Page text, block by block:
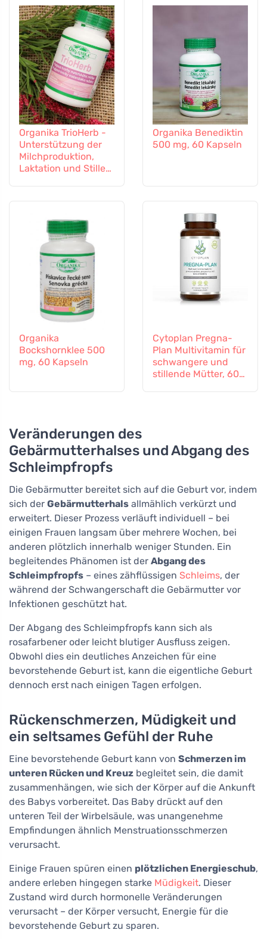
Organika TrioHerb -
Unterstützung der
Milchproduktion,
Laktation und Stillen,
Organika Benediktin
500 mg, 60 Kapseln
Organika
Bockshornklee 500
mg, 60 Kapseln
Cytoplan Pregna-
Plan Multivitamin für
schwangere und
stillende Mütter, 60
Veränderungen des
Gebärmutterhalses und Abgang des
Schleimpfropfs
Die Gebärmutter bereitet sich auf die Geburt vor, indem
sich der Gebärmutterhals allmählich verkürzt und
erweitert. Dieser Prozess verläuft individuell – bei
einigen Frauen langsam über mehrere Wochen, bei
anderen plötzlich innerhalb weniger Stunden. Ein
begleitendes Phänomen ist der Abgang des
Schleimpfropfs – eines zähflüssigen Schleims, der
während der Schwangerschaft die Gebärmutter vor
Infektionen geschützt hat.
Der Abgang des Schleimpfropfs kann sich als
rosafarbener oder leicht blutiger Ausfluss zeigen.
Obwohl dies ein deutliches Anzeichen für eine
bevorstehende Geburt ist, kann die eigentliche Geburt
dennoch erst nach einigen Tagen erfolgen.
Rückenschmerzen, Müdigkeit und
ein seltsames Gefühl der Ruhe
Eine bevorstehende Geburt kann von Schmerzen im
unteren Rücken und Kreuz begleitet sein, die damit
zusammenhängen, wie sich der Körper auf die Ankunft
des Babys vorbereitet. Das Baby drückt auf den
unteren Teil der Wirbelsäule, was unangenehme
Empfindungen ähnlich Menstruationsschmerzen
verursacht.
Einige Frauen spüren einen plötzlichen Energieschub,
andere erleben hingegen starke Müdigkeit. Dieser
Zustand wird durch hormonelle Veränderungen
verursacht – der Körper versucht, Energie für die
bevorstehende Geburt zu sparen.